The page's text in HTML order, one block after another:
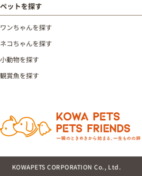
ペットを探す
ワンちゃんを探す
ネコちゃんを探す
小動物を探す
観賞魚を探す
KOWAPETS CORPORATION Co., Ltd.